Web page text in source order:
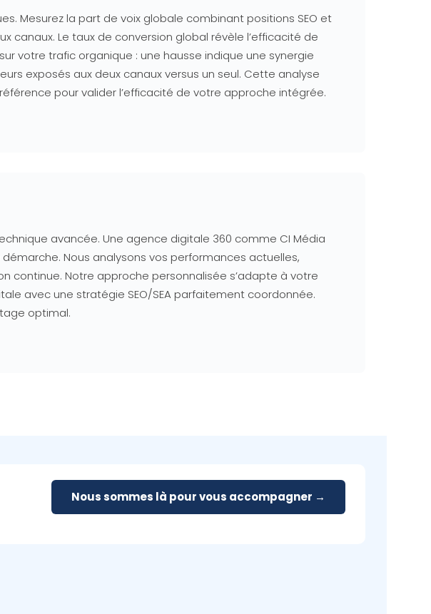
Mesurez la part de voix globale combinant positions SEO et
canaux. Le taux de conversion global révèle l’efficacité de
votre trafic organique : une hausse indique une synergie
exposés aux deux canaux versus un seul. Cette analyse
pour valider l’efficacité de votre approche intégrée.
avancée. Une agence digitale 360 comme CI Média
Nous analysons vos performances actuelles,
continue. Notre approche personnalisée s’adapte à votre
avec une stratégie SEO/SEA parfaitement coordonnée.
optimal.
Nous sommes là pour vous accompagner →